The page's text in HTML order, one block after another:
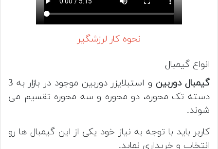
نحوه کار لرزشگیر
انواع گیمبال
گیمبال دوربین
و استبلایزر دوربین موجود در بازار به 3
دسته تک محوره، دو محوره و سه محوره تقسیم می
شوند.
کاربر باید با توجه به نیاز خود یکی از این گیمبال ها رو
انتخاب و خریداری نماید.